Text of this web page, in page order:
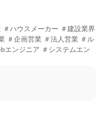
ハウスメーカー ＃建設業界
＃企画営業 ＃法人営業 ＃ル
エンジニア ＃システムエン